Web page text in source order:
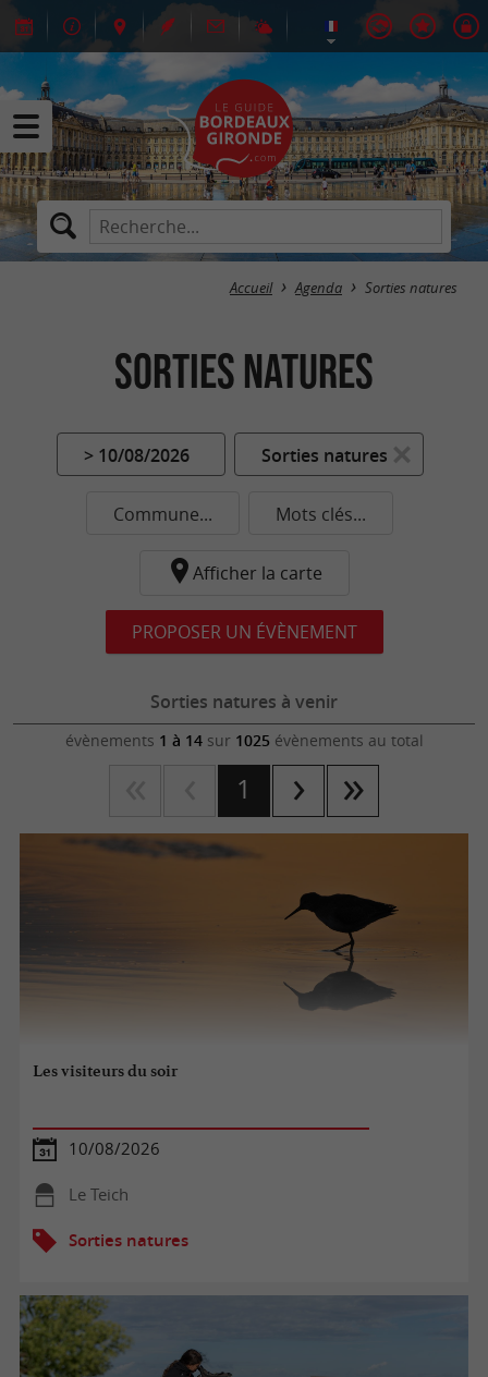
Accueil Agenda Sorties natures
Sorties natures
> 10/08/2026 Sorties natures
Commune... Mots clés...
Afficher la carte
PROPOSER UN ÉVÈNEMENT
Sorties natures à venir
évènements 1 à 14sur 1025 évènements au total
1
Les visiteurs du soir
10/08/2026
Le Teich
Sorties natures